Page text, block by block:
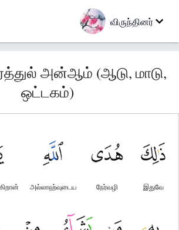
விருந்தினர்
அன்ஆம் (ஆடு, மாடு,
ஒட்டகம்)
இதுவே
நேர்வழி
அல்லாஹ்வுடைய